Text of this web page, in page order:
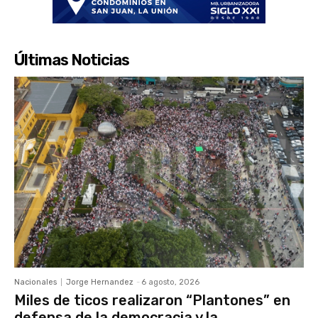
Últimas Noticias
Nacionales Jorge Hernandez - 6 agosto, 2026
Miles de ticos realizaron “Plantones” en